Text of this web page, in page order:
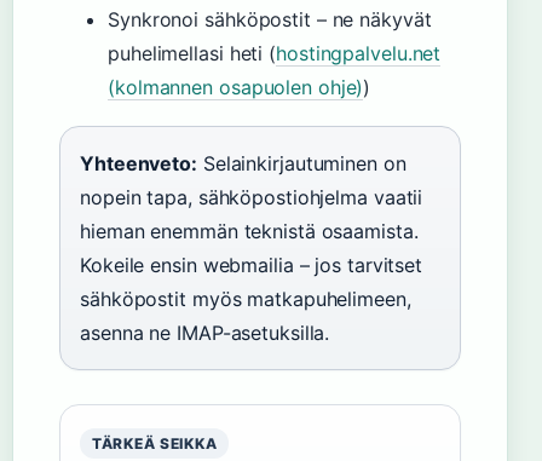
Synkronoi sähköpostit – ne näkyvät
puhelimellasi heti (hostingpalvelu.net
(kolmannen osapuolen ohje))
Yhteenveto: Selainkirjautuminen on
nopein tapa, sähköpostiohjelma vaatii
hieman enemmän teknistä osaamista.
Kokeile ensin webmailia – jos tarvitset
sähköpostit myös matkapuhelimeen,
asenna ne IMAP-asetuksilla.
TÄRKEÄ SEIKKA